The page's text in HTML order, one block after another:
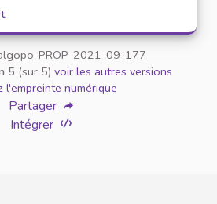
PROP-2021-09-177
5 (sur 5) voir les autres versions
l'empreinte numérique
Partager
Intégrer